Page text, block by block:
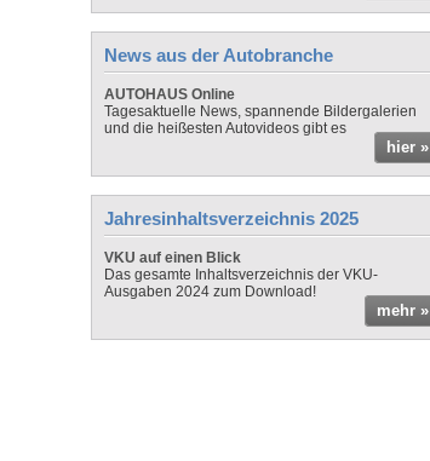
News aus der Autobranche
AUTOHAUS Online
Tagesaktuelle News, spannende Bildergalerien
und die heißesten Autovideos gibt es
hier »
Jahresinhaltsverzeichnis 2025
VKU auf einen Blick
Das gesamte Inhaltsverzeichnis der VKU-
Ausgaben 2024 zum Download!
mehr »